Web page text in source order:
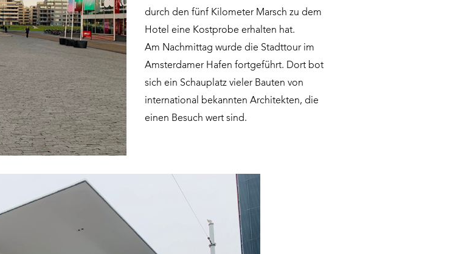
durch den fünf Kilometer Marsch zu dem
Hotel eine Kostprobe erhalten hat.
Am Nachmittag wurde die Stadttour im
Amsterdamer Hafen fortgeführt. Dort bot
sich ein Schauplatz vieler Bauten von
international bekannten Architekten, die
einen Besuch wert sind.